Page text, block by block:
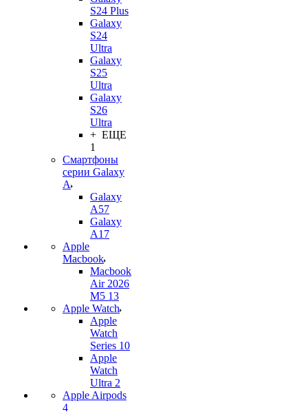
S24 Plus
Galaxy
S24
Ultra
Galaxy
S25
Ultra
Galaxy
S26
Ultra
+ ЕЩЕ
1
Смартфоны
серии Galaxy
A
Galaxy
A57
Galaxy
A17
Apple
Macbook
Macbook
Air 2026
M5 13
Apple Watch
Apple
Watch
Series 10
Apple
Watch
Ultra 2
Apple Airpods
4